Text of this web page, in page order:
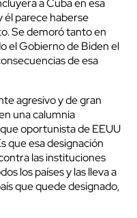
a Cuba en esa
él parece haberse
Se demoró tanto en
el Gobierno de Biden el
de esa
agresivo y de gran
una calumnia
oportunista de EEUU
que esa designación
las instituciones
los países y las lleva a
que quede designado,